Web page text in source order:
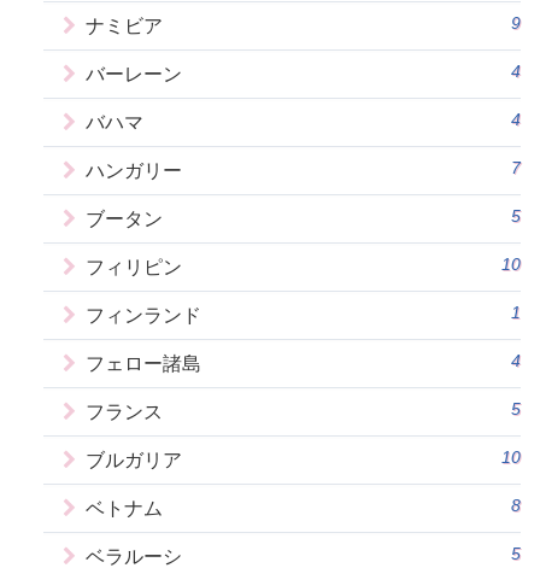
ナミビア 9
バーレーン 4
バハマ 4
ハンガリー 7
ブータン 5
フィリピン 10
フィンランド 1
フェロー諸島 4
フランス 5
ブルガリア 10
ベトナム 8
ベラルーシ 5